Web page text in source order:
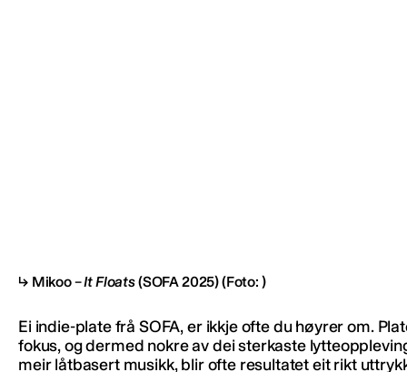
Mikoo –It Floats(SOFA 2025)(Foto: )
Ei indie-plate frå SOFA, er ikkje ofte du høyrer om.
fokus, og dermed nokre av dei sterkaste
meir låtbasert musikk, blir ofte resultatet eit rikt